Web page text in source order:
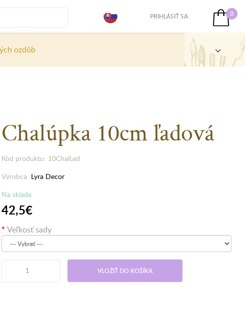
PRIHLÁSIŤ SA 0
ozdôb
Chalúpka 10cm ľadová
Kód produktu: 10ChalLed
Výrobca: Lyra Decor
Na sklade
42,5€
Veľkosť sady
VLOŽIŤ DO KOŠÍKA